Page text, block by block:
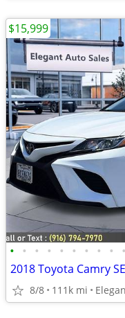
• • • • • • • • • •
2018 Toyota Camry
8/8 111k mi
$15,999